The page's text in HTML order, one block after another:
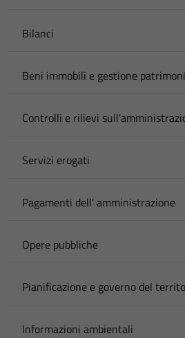
Bilanci
Beni immobili e gestione
Controlli e rilievi
Servizi erogati
Pagamenti dell' amministrazione
Opere pubbliche
Pianificazione e governo del
Informazioni ambientali